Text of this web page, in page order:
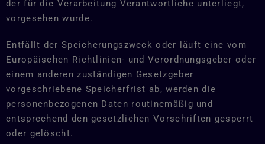
der für die Verarbeitung Verantwortliche unterliegt,
vorgesehen wurde.
Entfällt der Speicherungszweck oder läuft eine vom
Europäischen Richtlinien- und Verordnungsgeber oder
einem anderen zuständigen Gesetzgeber
vorgeschriebene Speicherfrist ab, werden die
personenbezogenen Daten routinemäßig und
entsprechend den gesetzlichen Vorschriften gesperrt
oder gelöscht.